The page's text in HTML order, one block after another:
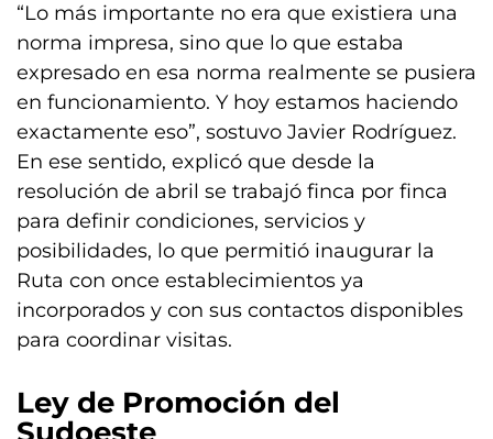
“Lo más importante no era que existiera una
norma impresa, sino que lo que estaba
expresado en esa norma realmente se pusiera
en funcionamiento. Y hoy estamos haciendo
exactamente eso”, sostuvo Javier Rodríguez.
En ese sentido, explicó que desde la
resolución de abril se trabajó finca por finca
para definir condiciones, servicios y
posibilidades, lo que permitió inaugurar la
Ruta con once establecimientos ya
incorporados y con sus contactos disponibles
para coordinar visitas.
Ley de Promoción del